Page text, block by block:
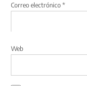
Correo electrónico*
Web